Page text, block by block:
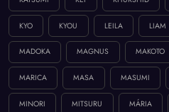
KYO KYOU LEILA LIAM
MADOKA MAGNUS MAKOTO
MARICA MASA MASUMI
MINORI MITSURU MÁRIA